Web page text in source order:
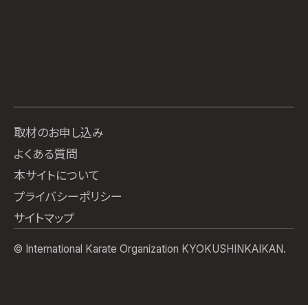
取材のお申し込み
よくある質問
本サイトについて
プライバシーポリシー
サイトマップ
© International Karate Organization KYOKUSHINKAIKAN.